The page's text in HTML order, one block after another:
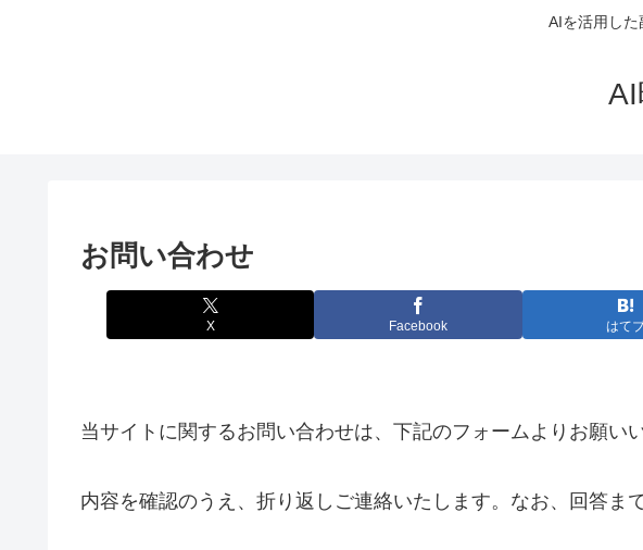
AIを活用した
お問い合わせ
X Facebook はて
当サイトに関するお問い合わせは、下記のフォームよりお願い
内容を確認のうえ、折り返しご連絡いたします。なお、回答ま